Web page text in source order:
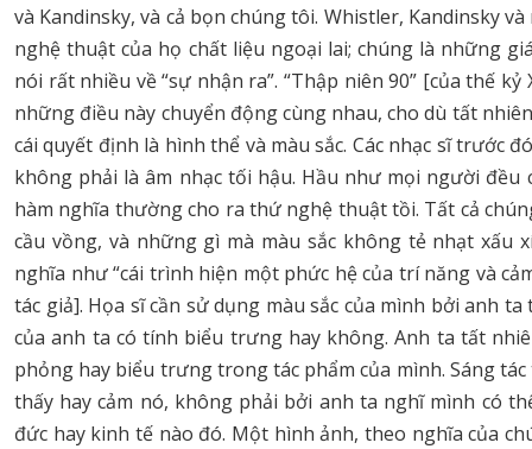
và Kandinsky, và cả bọn chúng tôi. Whistler, Kandinsky
nghệ thuật của họ chất liệu ngoại lai; chúng là những
nói rất nhiều về “sự nhận ra”. “Thập niên 90” [của thế
những điều này chuyển động cùng nhau, cho dù tất
cái quyết định là hình thể và màu sắc. Các nhạc sĩ trước
không phải là âm nhạc tối hậu. Hầu như mọi người
hàm nghĩa thường cho ra thứ nghệ thuật tồi. Tất cả
cầu vồng, và những gì mà màu sắc không tẻ nhạt xấu
nghĩa như “cái trình hiện một phức hệ của trí năng và
tác giả]. Họa sĩ cần sử dụng màu sắc của mình bởi anh
của anh ta có tính biểu trưng hay không. Anh ta tất
phỏng hay biểu trưng trong tác phẩm của mình. Sáng
thấy hay cảm nó, không phải bởi anh ta nghĩ mình có
đức hay kinh tế nào đó. Một hình ảnh, theo nghĩa của